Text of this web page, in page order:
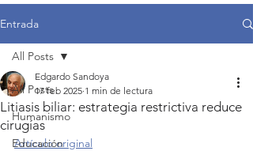
Entrada
All Posts
Humanismo
Educación
All Posts
Litiasis biliar: estrategia restrictiva reduce
cirugías
Edgardo Sandoya
17 feb 2025 1 min de lectura
Artículo original